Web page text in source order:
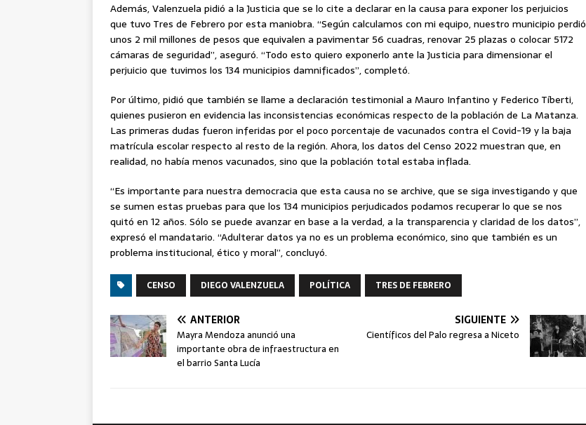
Además, Valenzuela pidió a la Justicia que se lo cite a declarar en la causa para exponer los perjuicios
que tuvo Tres de Febrero por esta maniobra. “Según calculamos con mi equipo, nuestro municipio perdió
unos 2 mil millones de pesos que equivalen a pavimentar 56 cuadras, renovar 25 plazas o colocar 5172
cámaras de seguridad”, aseguró. “Todo esto quiero exponerlo ante la Justicia para dimensionar el
perjuicio que tuvimos los 134 municipios damnificados”, completó.
Por último, pidió que también se llame a declaración testimonial a Mauro Infantino y Federico Tíberti,
quienes pusieron en evidencia las inconsistencias económicas respecto de la población de La Matanza.
Las primeras dudas fueron inferidas por el poco porcentaje de vacunados contra el Covid-19 y la baja
matrícula escolar respecto al resto de la región. Ahora, los datos del Censo 2022 muestran que, en
realidad, no había menos vacunados, sino que la población total estaba inflada.
“Es importante para nuestra democracia que esta causa no se archive, que se siga investigando y que
se sumen estas pruebas para que los 134 municipios perjudicados podamos recuperar lo que se nos
quitó en 12 años. Sólo se puede avanzar en base a la verdad, a la transparencia y claridad de los datos”,
expresó el mandatario. “Adulterar datos ya no es un problema económico, sino que también es un
problema institucional, ético y moral”, concluyó.
CENSO DIEGO VALENZUELA POLÍTICA TRES DE FEBRERO
ANTERIOR
Mayra Mendoza anunció una
importante obra de infraestructura en
el barrio Santa Lucía
SIGUIENTE
Científicos del Palo regresa a Niceto